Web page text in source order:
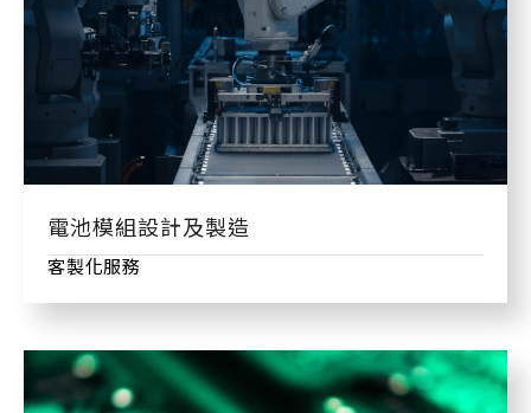
電池模組設計及製造
客製化服務